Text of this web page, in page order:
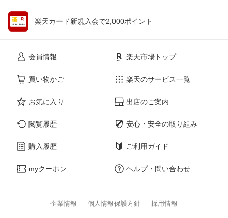
楽天カード新規入会で2,000ポイント
会員情報
買い物かご
お気に入り
閲覧履歴
購入履歴
myクーポン
楽天市場トップ
楽天のサービス一覧
出店のご案内
安心・安全の取り組み
ご利用ガイド
ヘルプ・問い合わせ
企業情報 個人情報保護方針 採用情報